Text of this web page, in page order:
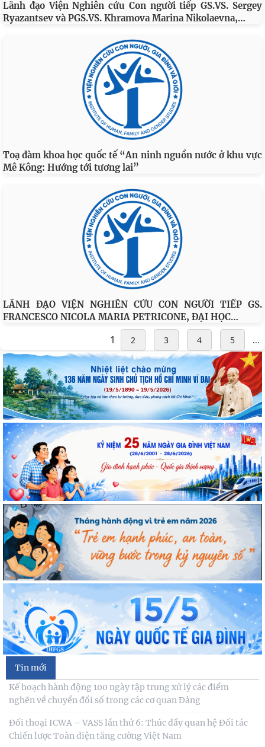
Lãnh đạo Viện Nghiên cứu Con người tiếp GS.VS. Sergey
Ryazantsev và PGS.VS. Khramova Marina Nikolaevna,…
Toạ đàm khoa học quốc tế “An ninh nguồn nước ở khu vực
Mê Kông: Hướng tới tương lai”
LÃNH ĐẠO VIỆN NGHIÊN CỨU CON NGƯỜI TIẾP GS.
FRANCESCO NICOLA MARIA PETRICONE, ĐẠI HỌC…
1 2 3 4 5 ...
Tin mới
Cán bộ Viện Nghiên cứu Con người, Gia đình và Giới tham dự
Hội nghị tập huấn chuyên môn nghiệp vụ
Kế hoạch hành động 100 ngày tập trung xử lý các điểm
nghẽn về chuyển đổi số trong các cơ quan Đảng
Đối thoại ICWA – VASS lần thứ 6: Thúc đẩy quan hệ Đối tác
Chiến lược Toàn diện tăng cường Việt Nam
Đóng góp tích cực vào củng cố môi trường hòa bình, ổn
định, phát triển của đất nước
Hội thảo khoa học quốc tế: “Nền kinh tế độc lập, tự chủ:
Sáng kiến của Cộng hòa Dân chủ Nhân dân
Bản tin Đài Truyền hình Hà Nội: Lễ Khai mạc trưng bày